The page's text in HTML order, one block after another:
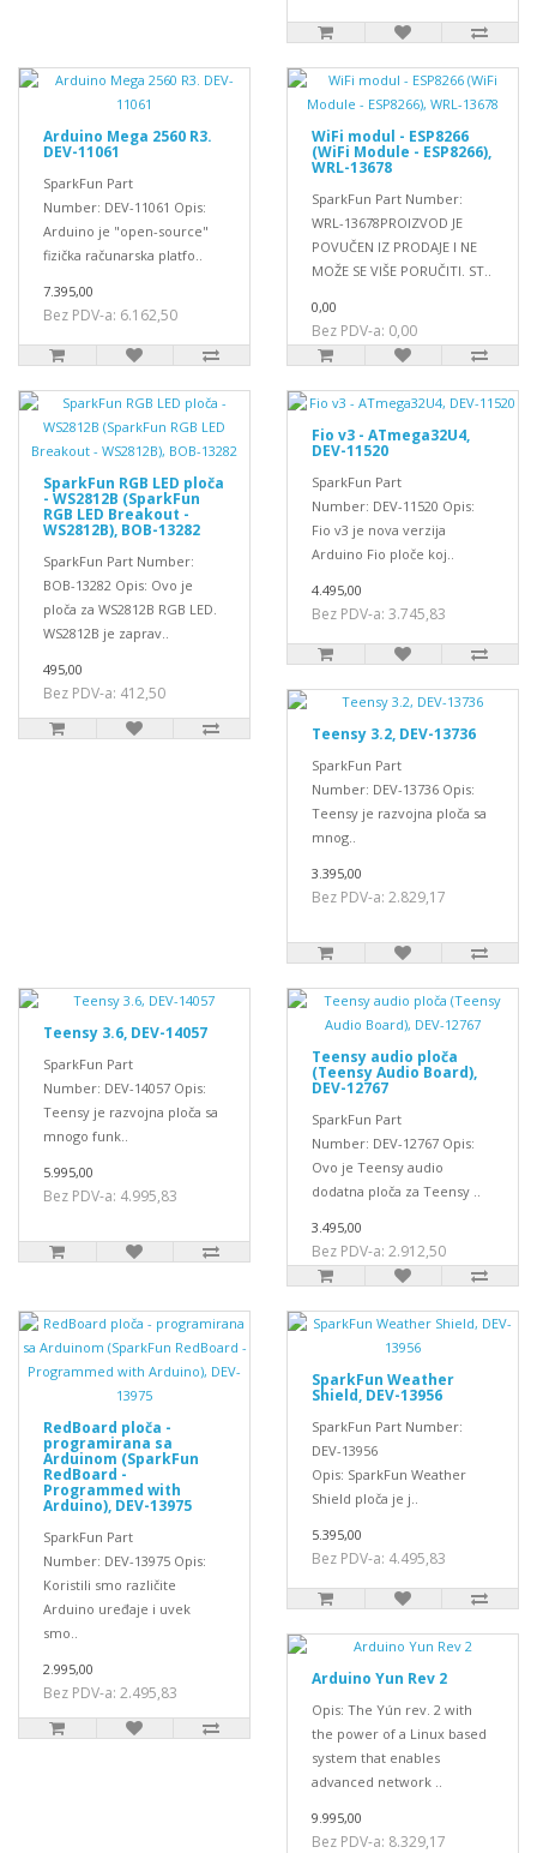
Arduino Mega 2560 R3.
DEV-11061
SparkFun Part
Number: DEV-11061 Opis:
Arduino je "open-source"
fizička računarska platfo..
7.395,00
Bez PDV-a: 6.162,50
WiFi modul - ESP8266
(WiFi Module - ESP8266),
WRL-13678
SparkFun Part Number:
WRL-13678PROIZVOD JE
POVUČEN IZ PRODAJE I NE
MOŽE SE VIŠE PORUČITI. ST..
0,00
Bez PDV-a: 0,00
SparkFun RGB LED ploča
- WS2812B (SparkFun
RGB LED Breakout -
WS2812B), BOB-13282
SparkFun Part Number:
BOB-13282 Opis: Ovo je
ploča za WS2812B RGB LED.
WS2812B je zaprav..
495,00
Bez PDV-a: 412,50
Fio v3 - ATmega32U4,
DEV-11520
SparkFun Part
Number: DEV-11520 Opis:
Fio v3 je nova verzija
Arduino Fio ploče koj..
4.495,00
Bez PDV-a: 3.745,83
Teensy 3.2, DEV-13736
SparkFun Part
Number: DEV-13736 Opis:
Teensy je razvojna ploča sa
mnog..
3.395,00
Bez PDV-a: 2.829,17
Teensy 3.6, DEV-14057
SparkFun Part
Number: DEV-14057 Opis:
Teensy je razvojna ploča sa
mnogo funk..
5.995,00
Bez PDV-a: 4.995,83
Teensy audio ploča
(Teensy Audio Board),
DEV-12767
SparkFun Part
Number: DEV-12767 Opis:
Ovo je Teensy audio
dodatna ploča za Teensy ..
3.495,00
Bez PDV-a: 2.912,50
RedBoard ploča -
programirana sa
Arduinom (SparkFun
RedBoard -
Programmed with
Arduino), DEV-13975
SparkFun Part
Number: DEV-13975 Opis:
Koristili smo različite
Arduino uređaje i uvek
smo..
2.995,00
Bez PDV-a: 2.495,83
SparkFun Weather
Shield, DEV-13956
SparkFun Part Number:
DEV-13956
Opis: SparkFun Weather
Shield ploča je j..
5.395,00
Bez PDV-a: 4.495,83
Arduino Yun Rev 2
Opis: The Yún rev. 2 with
the power of a Linux based
system that enables
advanced network ..
9.995,00
Bez PDV-a: 8.329,17